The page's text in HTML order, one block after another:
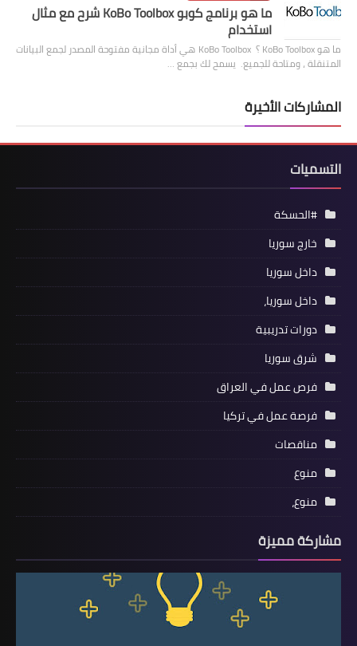
ما هو برنامج كوبو KoBo Toolbox شرح مع مثال
استخدام
ما هو KoBo Toolbox ؟ KoBo Toolbox هي أداة مجانية مفتوحة المصدر لجمع البيانات
المتنقلة ، ومتاحة للجميع. يسمح لك بجمع …
المشاركات الأخيرة
التسميات
#الحسكة
خارج سوريا
داخل سوريا
داخل سوريا،
دورات تدريبية
شرق سوريا
فرص عمل في العراق
فرصة عمل في تركيا
مناقصات
منوع
منوع،
مشاركة مميزة